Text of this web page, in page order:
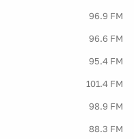
96.9 FM
96.6 FM
95.4 FM
101.4 FM
98.9 FM
88.3 FM